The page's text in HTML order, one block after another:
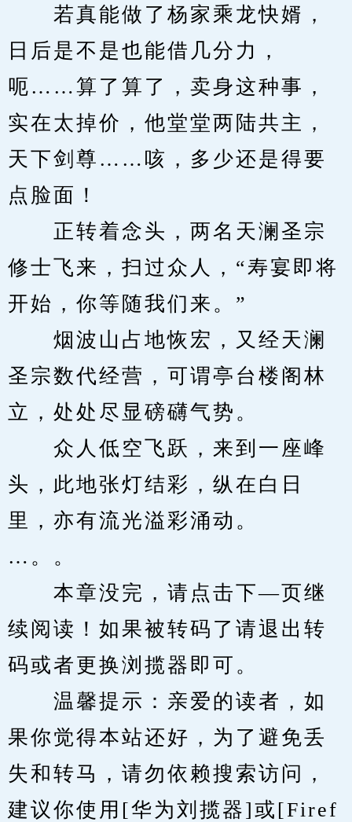
若真能做了杨家乘龙快婿，
日后是不是也能借几分力，
呃……算了算了，卖身这种事，
实在太掉价，他堂堂两陆共主，
天下剑尊……咳，多少还是得要
点脸面！
正转着念头，两名天澜圣宗
修士飞来，扫过众人，“寿宴即将
开始，你等随我们来。”
烟波山占地恢宏，又经天澜
圣宗数代经营，可谓亭台楼阁林
立，处处尽显磅礴气势。
众人低空飞跃，来到一座峰
头，此地张灯结彩，纵在白日
里，亦有流光溢彩涌动。
…。。
本章没完，请点击下—页继
续阅读！如果被转码了请退出转
码或者更换浏揽器即可。
温馨提示：亲爱的读者，如
果你觉得本站还好，为了避免丢
失和转马，请勿依赖搜索访问，
建议你使用[华为刘揽器]或[Firef